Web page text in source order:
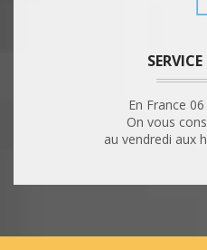
En France
On vous
au vendredi aux